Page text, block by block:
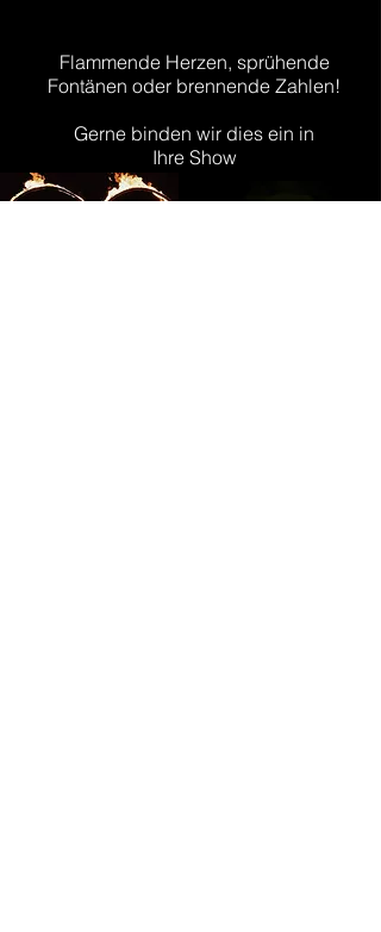
Flammende Herzen, sprühende
Fontänen oder brennende Zahlen!
Gerne binden wir dies ein in
Ihre Show